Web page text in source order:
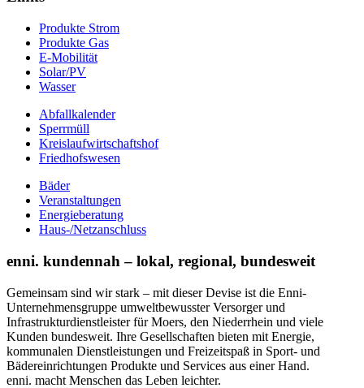
Produkte Strom
Produkte Gas
E-Mobilität
Solar/PV
Wasser
Abfallkalender
Sperrmüll
Kreislaufwirtschaftshof
Friedhofswesen
Bäder
Veranstaltungen
Energieberatung
Haus-/Netzanschluss
enni. kundennah – lokal, regional, bundesweit
Gemeinsam sind wir stark – mit dieser Devise ist die Enni-
Unternehmensgruppe umweltbewusster Versorger und
Infrastrukturdienstleister für Moers, den Niederrhein und viele
Kunden bundesweit. Ihre Gesellschaften bieten mit Energie,
kommunalen Dienstleistungen und Freizeitspaß in Sport- und
Bädereinrichtungen Produkte und Services aus einer Hand.
enni. macht Menschen das Leben leichter.